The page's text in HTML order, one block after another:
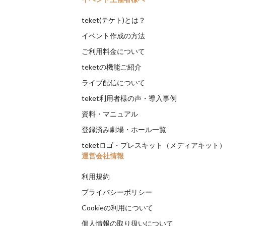
teket(テケト)とは？
イベント作成の方法
ご利用料金について
teketの機能ご紹介
ライブ配信について
teket利用者様の声・導入事例
資料・マニュアル
登録済み劇場・ホール一覧
teketロゴ・プレスキット（メディアキット）
運営会社情報
利用規約
プライバシーポリシー
Cookieの利用について
個人情報の取り扱いについて